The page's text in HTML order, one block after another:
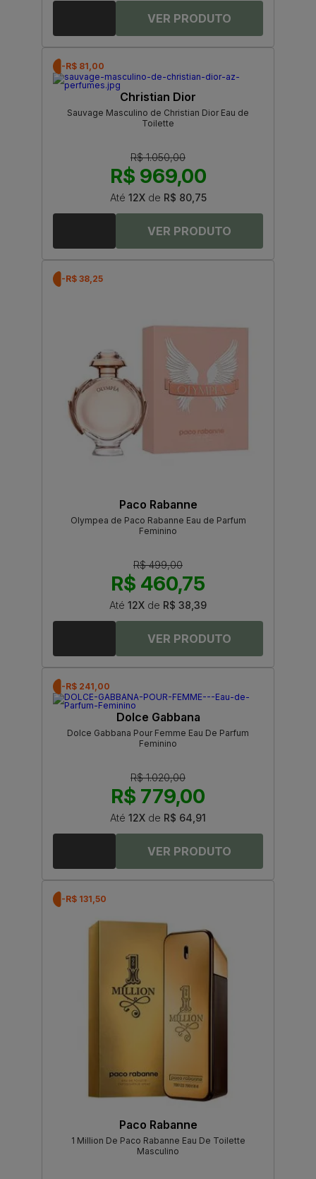
-R$ 81,00
Christian Dior
Sauvage Masculino de Christian Dior Eau de
Toilette
R$ 1.050,00
R$ 969,00
Até 12Xde R$ 80,75
-R$ 38,25
Paco Rabanne
Olympea de Paco Rabanne Eau de Parfum
Feminino
R$ 499,00
R$ 460,75
Até 12X de R$ 38,39
-R$ 241,00
Dolce Gabbana
Dolce Gabbana Pour Femme Eau De Parfum
Feminino
R$ 1.020,00
R$ 779,00
Até 12X de R$ 64,91
-R$ 131,50
Paco Rabanne
1 Million De Paco Rabanne Eau De Toilette
Masculino